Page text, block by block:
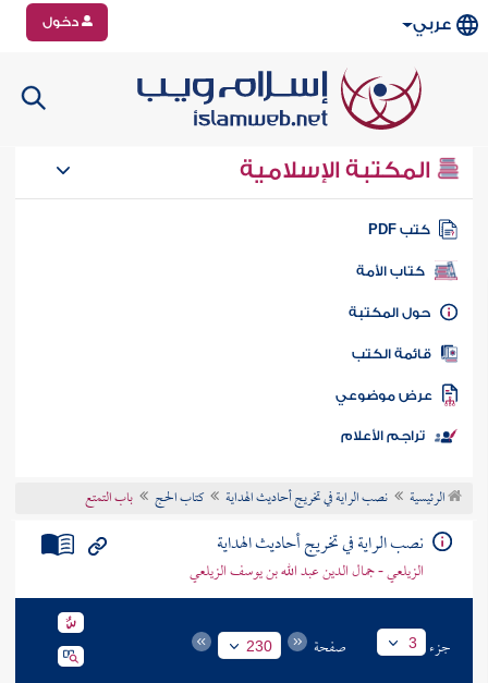
عربي دخول
المكتبة الإسلامية
كتب PDF
كتاب الأمة
المكتبة
الكتب
موضوعي
تراجم الأعلام
الرئيسية نصب الراية في تخريج أحاديث الهداية كتاب الحج باب التمتع
نصب الراية في تخريج أحاديث الهداية
الزيلعي - جمال الدين عبد الله بن يوسف الزيلعي
جزء 3 صفحة 230